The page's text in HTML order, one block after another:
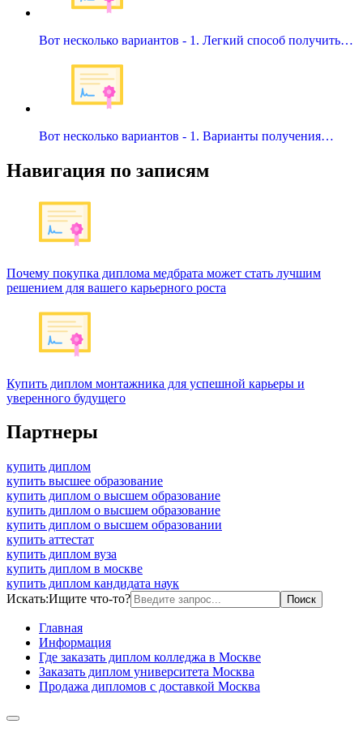
Вот несколько вариантов - 1. Легкий способ получить…
Вот несколько вариантов - 1. Варианты получения…
Навигация по записям
Почему покупка диплома медбрата может стать лучшим
решением для вашего карьерного роста
Купить диплом монтажника для успешной карьеры и
уверенного будущего
Партнеры
купить диплом
купить высшее образование
купить диплом о высшем образование
купить диплом о высшем образование
купить диплом о высшем образовании
купить аттестат
купить диплом вуза
купить диплом в москве
купить диплом кандидата наук
Искать:Ищите что-то?
Главная
Информация
Где заказать диплом колледжа в Москве
Заказать диплом университета Москва
Продажа дипломов с доставкой Москва